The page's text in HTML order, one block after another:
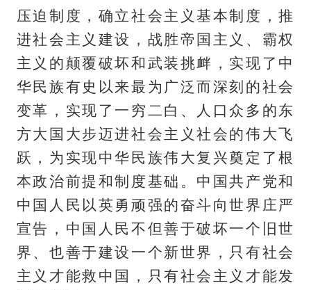
压迫制度，确立社会主义基本制度，推
进社会主义建设，战胜帝国主义、霸权
主义的颠覆破坏和武装挑衅，实现了中
华民族有史以来最为广泛而深刻的社会
变革，实现了一穷二白、人口众多的东
方大国大步迈进社会主义社会的伟大飞
跃，为实现中华民族伟大复兴奠定了根
本政治前提和制度基础。中国共产党和
中国人民以英勇顽强的奋斗向世界庄严
宣告，中国人民不但善于破坏一个旧世
界、也善于建设一个新世界，只有社会
主义才能救中国，只有社会主义才能发